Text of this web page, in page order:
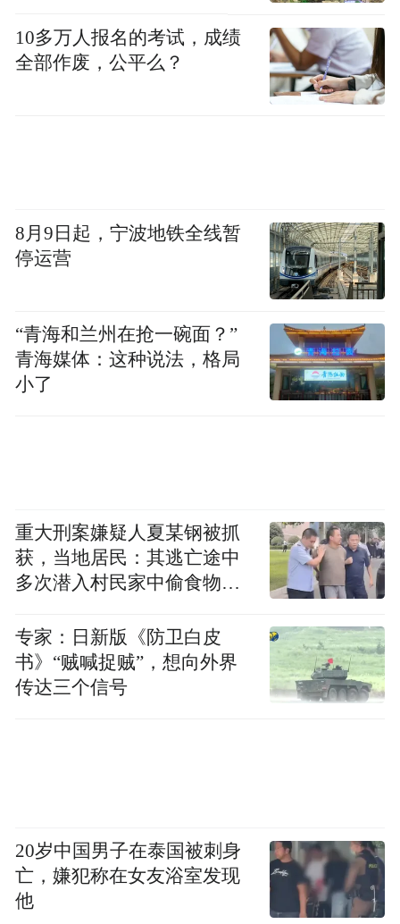
岛旅游市场的新热点。以城市景区为基础，
以低空旅游为优势开发更多特色旅游项目，
如空中观光、空中婚礼、空中探险等旅游体
景，青岛则特别提出“打造跨海运输、邮轮接
驳、滨海旅游等海洋特色示范场景”“打造海
的“天空之城”远景。
当然，作为战略性新兴产业一片新蓝海的低
关键所在。
“特别声明：以上作品内容(包括在内的视频、图片或音
布，本平台仅提供信息存储空间服务。
Notice: The content above (including the videos,
pictures and audios if any) is uploaded and posted
by the user of Dafeng Hao, which is a social media
10多万人报名的考试，成绩
全部作废，公平么？
8月9日起，宁波地铁全线暂
停运营
“青海和兰州在抢一碗面？”
青海媒体：这种说法，格局
小了
重大刑案嫌疑人夏某钢被抓
获，当地居民：其逃亡途中
多次潜入村民家中偷食物被
专家：日新版《防卫白皮
书》“贼喊捉贼”，想向外界
传达三个信号
20岁中国男子在泰国被刺身
亡，嫌犯称在女友浴室发现
他